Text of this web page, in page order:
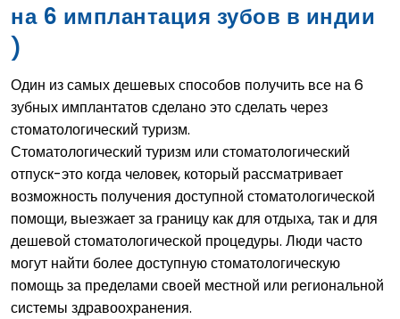
на 6 имплантация зубов в индии
)
Один из самых дешевых способов получить все на 6
зубных имплантатов сделано это сделать через
стоматологический туризм.
Стоматологический туризм или стоматологический
отпуск-это когда человек, который рассматривает
возможность получения доступной стоматологической
помощи, выезжает за границу как для отдыха, так и для
дешевой стоматологической процедуры. Люди часто
могут найти более доступную стоматологическую
помощь за пределами своей местной или региональной
системы здравоохранения.